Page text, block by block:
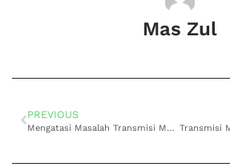
Mas Zul
PREVIOUS
Mengatasi Masalah Transmisi Mobil Matic Mitsubishi Kuda Berisik di Surabaya Timur: Solusi dari Domo Transmisi yang Terpercaya